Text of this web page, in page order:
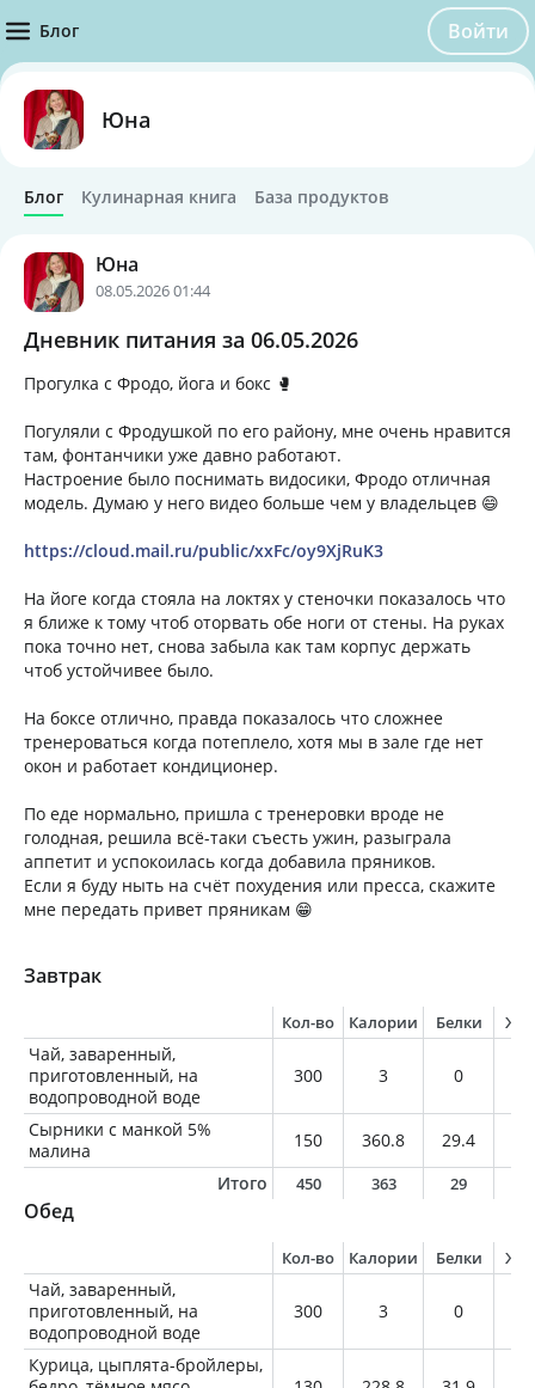
Блог Войти
Юна
Блог Кулинарная книга База продуктов
Юна
08.05.2026 01:44
Дневник питания за 06.05.2026
Прогулка с Фродо, йога и бокс 🥊
Погуляли с Фродушкой по его району, мне очень нравится
там, фонтанчики уже давно работают.
Настроение было поснимать видосики, Фродо отличная
модель. Думаю у него видео больше чем у владельцев 😄
https://cloud.mail.ru/public/xxFc/oy9XjRuK3
На йоге когда стояла на локтях у стеночки показалось что
я ближе к тому чтоб оторвать обе ноги от стены. На руках
пока точно нет, снова забыла как там корпус держать
чтоб устойчивее было.
На боксе отлично, правда показалось что сложнее
тренероваться когда потеплело, хотя мы в зале где нет
окон и работает кондиционер.
По еде нормально, пришла с тренеровки вроде не
голодная, решила всё-таки съесть ужин, разыграла
аппетит и успокоилась когда добавила пряников.
Если я буду ныть на счёт похудения или пресса, скажите
мне передать привет пряникам 😁
Завтрак
Кол-во Калории Белки
Чай, заваренный,
приготовленный, на
водопроводной воде
300 3 0
Сырники с манкой 5%
малина
150 360.8 29.4
Итого
450 363 29
Обед
Кол-во Калории Белки
Чай, заваренный,
приготовленный, на
водопроводной воде
300 3 0
Курица, цыплята-бройлеры,